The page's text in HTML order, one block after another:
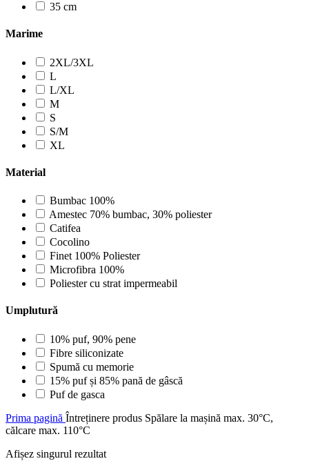
35 cm
Marime
2XL/3XL
L
L/XL
M
S
S/M
XL
Material
Bumbac 100%
Amestec 70% bumbac, 30% poliester
Catifea
Cocolino
Finet 100% Poliester
Microfibra 100%
Poliester cu strat impermeabil
Umplutură
10% puf, 90% pene
Fibre siliconizate
Spumă cu memorie
15% puf și 85% pană de gâscă
Puf de gasca
Prima pagină Întreținere produs Spălare la mașină max. 30°C,
călcare max. 110°C
Afișez singurul rezultat